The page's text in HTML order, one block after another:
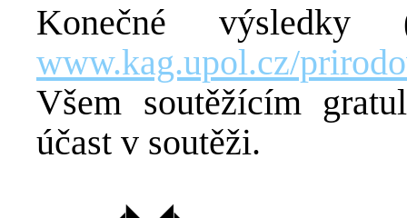
Konečné
www.kag.upol.cz/
Všem soutěžícím
účast v soutěži.